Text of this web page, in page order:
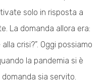
solo in risposta a
La domanda allora era:
crisi?”. Oggi possiamo
la pandemia si è
sia servito.